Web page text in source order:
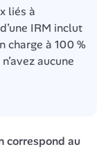
liés à
IRM inclut
à 100 %
aucune
correspond au